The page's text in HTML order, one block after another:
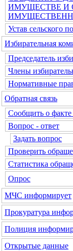
ИМУЩЕСТВЕ И
Устав сельского
Избирательная
Председатель
Члены
Нормативные
Обратная связь
Сообщить о
Вопрос - ответ
Задать вопрос
Проверить
Статистика
Опрос
МЧС информирует
Прокуратура
Полиция
Открытые данные